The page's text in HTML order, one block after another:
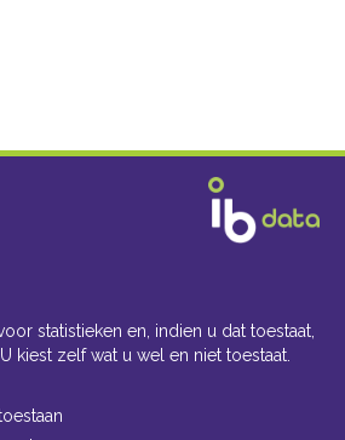
statistieken en, indien u dat toestaat,
kiest zelf wat u wel en niet toestaat.